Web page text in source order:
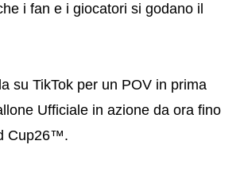
i fan e i giocatori si godano il
su TikTok per un POV in prima
Ufficiale in azione da ora fino
Cup26™.